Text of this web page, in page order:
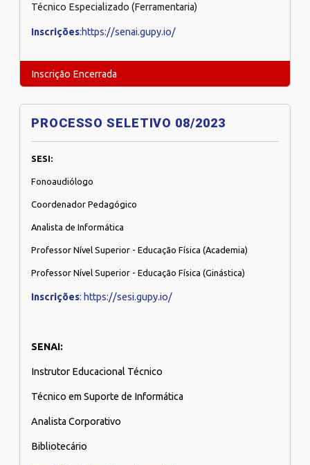
Técnico Especializado (Ferramentaria)
Inscrições:https://senai.gupy.io/
Inscrição Encerrada
PROCESSO SELETIVO 08/2023
SESI:
Fonoaudiólogo
Coordenador Pedagógico
Analista de Informática
Professor Nível Superior - Educação Física (Academia)
Professor Nível Superior - Educação Física (Ginástica)
Inscrições: https://sesi.gupy.io/
SENAI:
Instrutor Educacional Técnico
Técnico em Suporte de Informática
Analista Corporativo
Bibliotecário